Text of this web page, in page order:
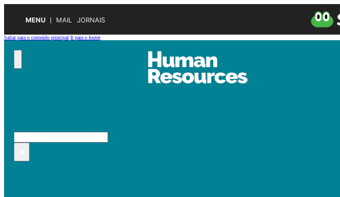
MENU MAIL JORNAIS
Saltar para o conteúdo principal Ir para o footer
Pesquisar